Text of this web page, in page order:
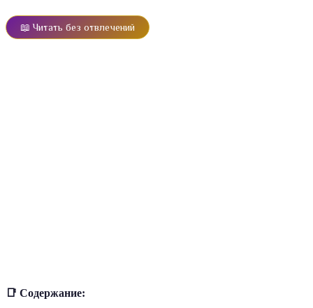
📖 Читать без отвлечений
📑 Содержание: